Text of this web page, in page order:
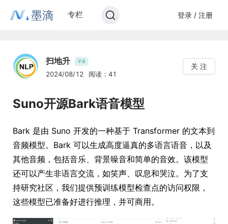
墨滴 专栏 登录 / 注册
扫地升 V4
2024/08/12 阅读：41
关 注
Suno开源Bark语音模型
Bark 是由 Suno 开发的一种基于 Transformer 的文本到
音频模型。Bark 可以生成高度逼真的多语言语音，以及
其他音频，包括音乐、背景噪音和简单的音效。该模型
还可以产生非语言交流，如笑声、叹息和哭泣。为了支
持研究社区，我们提供预训练模型检查点的访问权限，
这些模型已准备好进行推理，并可商用。